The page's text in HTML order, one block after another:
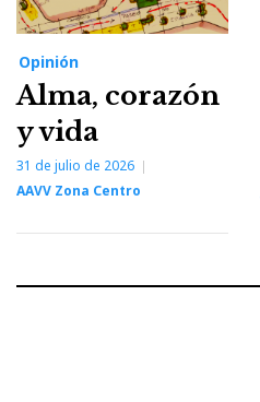
Opinión
Alma, corazón
y vida
31 de julio de 2026
AAVV Zona Centro